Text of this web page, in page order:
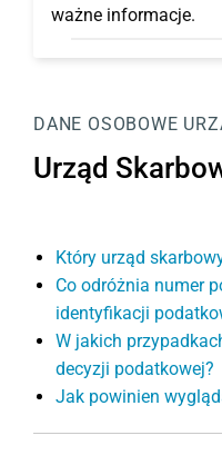
ważne informacje.
DANE OSOBOWE
Urząd
Który urząd
Co odróżnia numer
identyfikacji
W jakich
decyzji podatkowej?
Jak powinien